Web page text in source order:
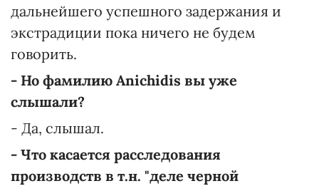
дальнейшего успешного задержания и
экстрадиции пока ничего не будем
говорить.
- Но фамилию Anichidis вы уже
слышали?
- Да, слышал.
- Что касается расследования
производств в т.н. "деле черной